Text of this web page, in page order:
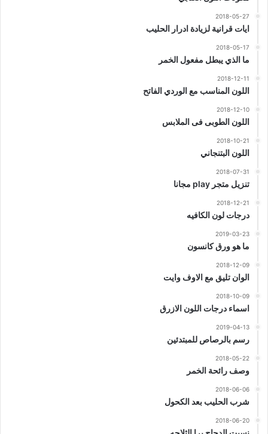
2018-05-27
ايات قرانية لزيادة ادرار الحليب
2018-05-17
ما الذي يبطل مفعول الخمر
2018-12-11
اللون المناسب مع الوردي الفاتح
2018-12-10
اللون الطوبى فى الملابس
2018-10-21
اللون البتنجاني
2018-07-31
تنزيل متجر play مجانا
2018-12-21
درجات لون الكافيه
2019-03-23
ما هو ورق كانسون
2018-12-09
الوان تليق مع الاوف وايت
2018-10-09
اسماء درجات اللون الازرق
2019-04-13
رسم بالرصاص للمبتدئين
2018-05-22
وصف رائحة الخمر
2018-06-06
شرب الحليب بعد الكحول
2018-06-20